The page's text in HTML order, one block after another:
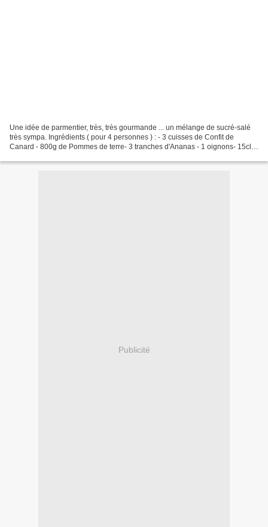
Une idée de parmentier, très, très gourmande ... un mélange de sucré-salé
très sympa. Ingrédients ( pour 4 personnes ) : - 3 cuisses de Confit de
Canard - 800g de Pommes de terre- 3 tranches d'Ananas - 1 oignons- 15cl
Publicité